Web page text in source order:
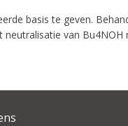
basis te geven.
neutralisatie van Bu4NOH